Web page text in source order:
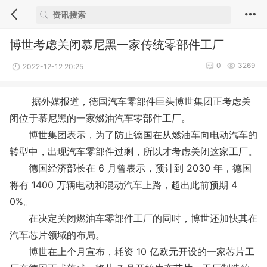
博世考虑关闭慕尼黑一家传统零部件工厂
2022-12-12 20:25 3269
0
据外媒报道，德国汽车零部件巨头博世集团正考虑关
闭位于慕尼黑的一家燃油汽车零部件工厂。
博世集团表示，为了防止德国在从燃油车向电动汽车的
转型中，出现汽车零部件过剩，所以才考虑关闭这家工厂。
德国经济部长在 6 月曾表示，预计到 2030 年，德国
将有 1400 万辆电动和混动汽车上路，超出此前预期 4
0%。
在决定关闭燃油车零部件工厂的同时，博世还加快其在
汽车芯片领域的布局。
博世在上个月宣布，耗资 10 亿欧元开设的一家芯片工